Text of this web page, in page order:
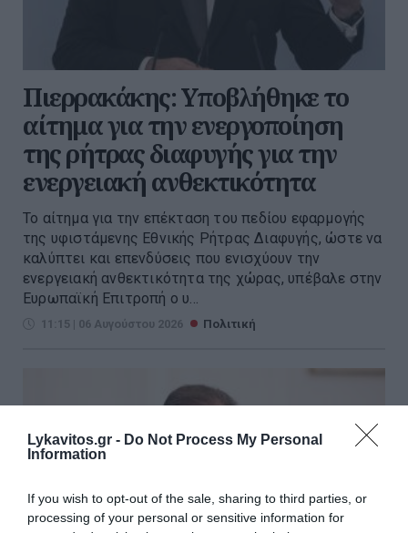
Lykavitos.gr - Do Not Process My Personal
Information
If you wish to opt-out of the sale, sharing to third parties, or
processing of your personal or sensitive information for
Πιερρακάκης: Υποβλήθηκε το
αίτημα για την ενεργοποίηση
της ρήτρας διαφυγής για την
ενεργειακή ανθεκτικότητα
Το αίτημα για την επέκταση του πεδίου εφαρμογής
της υφιστάμενης Εθνικής Ρήτρας Διαφυγής, ώστε να
καλύπτει και επενδύσεις που ενισχύουν την
ενεργειακή ανθεκτικότητα της χώρας, υπέβαλε στην
Ευρωπαϊκή Επιτροπή ο υ...
11:15 | 06 Αυγούστου 2026 Πολιτική